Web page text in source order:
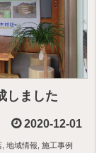
しました
2020-12-01
地域情報 施工事例